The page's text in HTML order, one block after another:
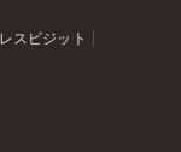
スビジット